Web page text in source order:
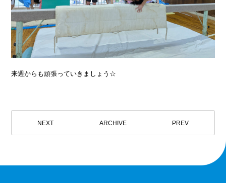
来週からも頑張っていきましょう☆
NEXT ARCHIVE PREV